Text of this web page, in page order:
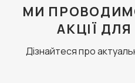
клієнт сплачує
перевізника.
МИ
АКЦІЇ
Дізнайтеся про